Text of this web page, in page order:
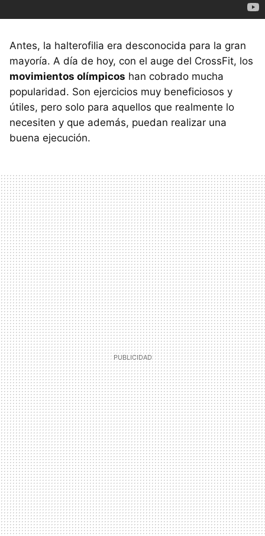
Antes, la halterofilia era desconocida para la gran
mayoría. A día de hoy, con el auge del CrossFit, los
movimientos olímpicos han cobrado mucha
popularidad. Son ejercicios muy beneficiosos y
útiles, pero solo para aquellos que realmente lo
necesiten y que además, puedan realizar una
buena ejecución.